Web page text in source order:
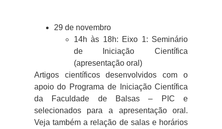
29 de novembro
14h às 18h: Eixo 1: Seminário
de Iniciação Científica
(apresentação oral)
Artigos científicos desenvolvidos com o
apoio do Programa de Iniciação Científica
da Faculdade de Balsas – PIC e
selecionados para a apresentação oral.
Veja também a relação de salas e horários